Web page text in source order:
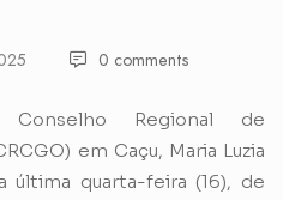
0 comments
Regional de
em Caçu, Maria Luzia
última quarta-feira (16), de